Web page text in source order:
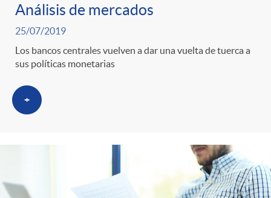
Análisis de mercados
25/07/2019
Los bancos centrales vuelven a dar una vuelta de tuerca a
sus políticas monetarias
+